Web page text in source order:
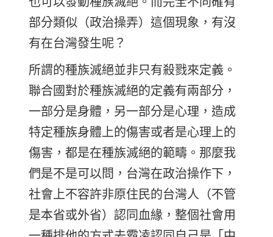
部分類似（政治操弄）這個現象，有沒
有在台灣發生呢？
所謂的種族滅絕並非只有殺戮來定義。
聯合國對於種族滅絕的定義有兩部分，
一部分是身體，另一部分是心理，造成
特定種族身體上的傷害或者是心理上的
傷害，都是在種族滅絕的範疇。那麼我
們是不是可以問，台灣在政治操作下，
社會上不容許非原住民的台灣人（不管
是本省或外省）認同血緣，整個社會用